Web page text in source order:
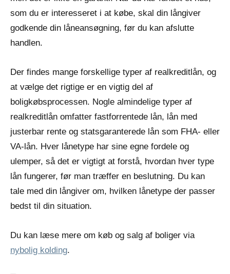
som du er interesseret i at købe, skal din långiver
godkende din låneansøgning, før du kan afslutte
handlen.
Der findes mange forskellige typer af realkreditlån, og
at vælge det rigtige er en vigtig del af
boligkøbsprocessen. Nogle almindelige typer af
realkreditlån omfatter fastforrentede lån, lån med
justerbar rente og statsgaranterede lån som FHA- eller
VA-lån. Hver lånetype har sine egne fordele og
ulemper, så det er vigtigt at forstå, hvordan hver type
lån fungerer, før man træffer en beslutning. Du kan
tale med din långiver om, hvilken lånetype der passer
bedst til din situation.
Du kan læse mere om køb og salg af boliger via
nybolig kolding.